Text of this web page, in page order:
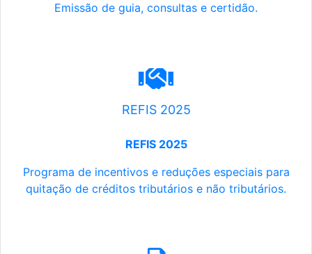
Emissão de guia, consultas e certidão.
REFIS 2025
REFIS 2025
Programa de incentivos e reduções especiais para
quitação de créditos tributários e não tributários.